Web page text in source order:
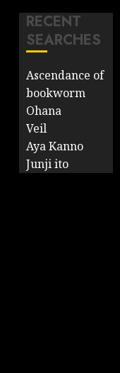
RECENT
SEARCHES
Ascendance of
bookworm
Ohana
Veil
Aya Kanno
Junji ito